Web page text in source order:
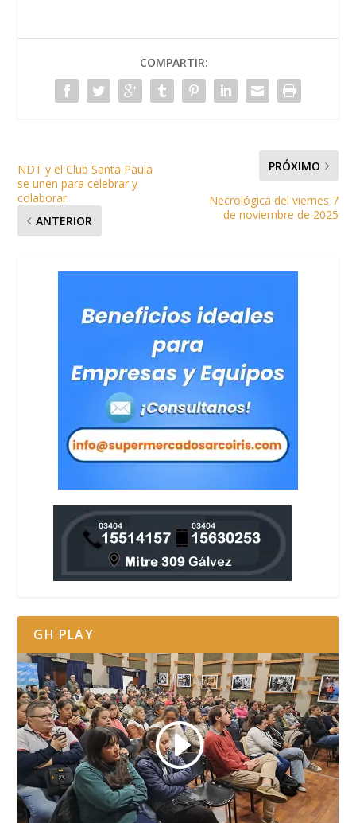
COMPARTIR:
NDT y el Club Santa Paula
se unen para celebrar y
colaborar
ANTERIOR
PRÓXIMO
Necrológica del viernes 7
de noviembre de 2025
GH PLAY